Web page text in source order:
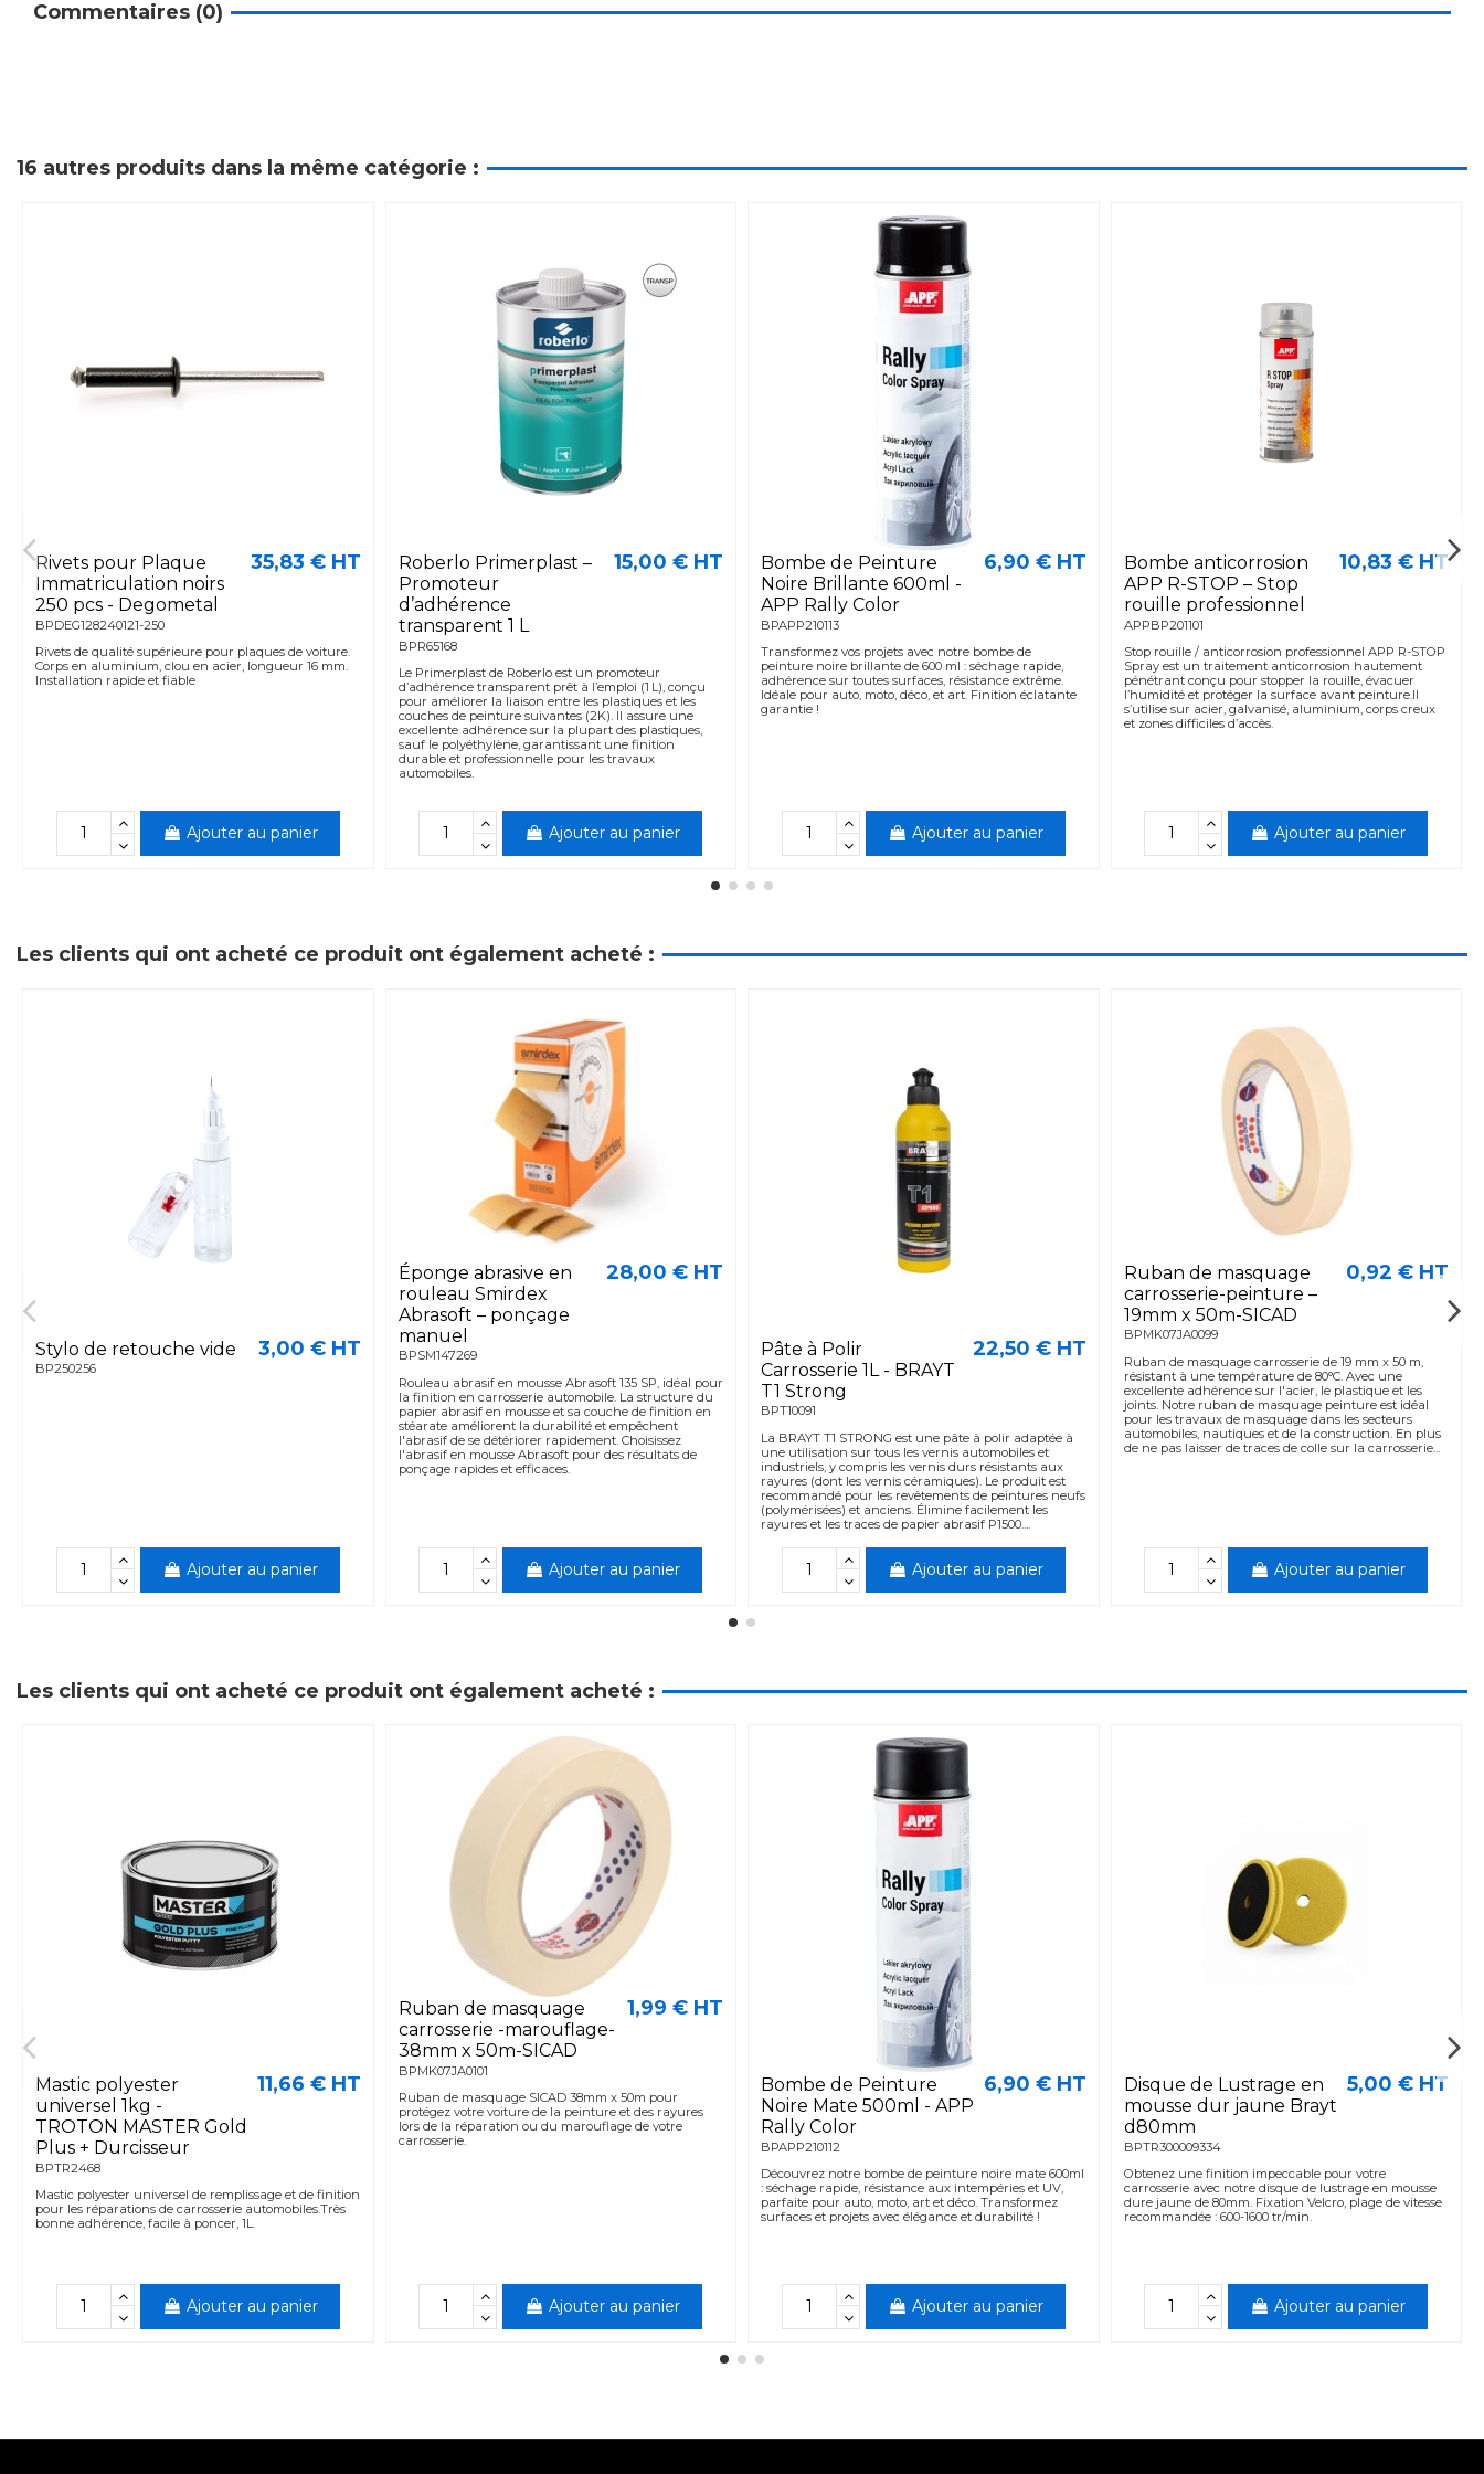
Commentaires (0)
16 autres produits dans la même catégorie :
Rivets pour Plaque
Immatriculation noirs
250 pcs - Degometal
BPDEG128240121-250
35,83 € HT
Rivets de qualité supérieure pour plaques de voiture.
Corps en aluminium, clou en acier, longueur 16 mm.
Installation rapide et fiable
Ajouter au panier
Roberlo Primerplast –
Promoteur
d’adhérence
transparent 1 L
BPR65168
15,00 € HT
Le Primerplast de Roberlo est un promoteur
d’adhérence transparent prêt à l’emploi (1 L), conçu
pour améliorer la liaison entre les plastiques et les
couches de peinture suivantes (2K). Il assure une
excellente adhérence sur la plupart des plastiques,
sauf le polyéthylène, garantissant une finition
durable et professionnelle pour les travaux
automobiles.
Ajouter au panier
Bombe de Peinture
Noire Brillante 600ml -
APP Rally Color
BPAPP210113
6,90 € HT
Transformez vos projets avec notre bombe de
peinture noire brillante de 600 ml : séchage rapide,
adhérence sur toutes surfaces, résistance extrême.
Idéale pour auto, moto, déco, et art. Finition éclatante
garantie !
Ajouter au panier
Bombe anticorrosion
APP R-STOP – Stop
rouille professionnel
APPBP201101
10,83 € HT
Stop rouille / anticorrosion professionnel APP R-STOP
Spray est un traitement anticorrosion hautement
pénétrant conçu pour stopper la rouille, évacuer
l’humidité et protéger la surface avant peinture.Il
s’utilise sur acier, galvanisé, aluminium, corps creux
et zones difficiles d’accès.
Ajouter au panier
Les clients qui ont acheté ce produit ont également acheté :
Stylo de retouche vide
BP250256
3,00 € HT
Ajouter au panier
Éponge abrasive en
rouleau Smirdex
Abrasoft – ponçage
manuel
BPSM147269
28,00 € HT
Rouleau abrasif en mousse Abrasoft 135 SP, idéal pour
la finition en carrosserie automobile. La structure du
papier abrasif en mousse et sa couche de finition en
stéarate améliorent la durabilité et empêchent
l'abrasif de se détériorer rapidement. Choisissez
l'abrasif en mousse Abrasoft pour des résultats de
ponçage rapides et efficaces.
Ajouter au panier
Pâte à Polir
Carrosserie 1L - BRAYT
T1 Strong
BPT10091
22,50 € HT
La BRAYT T1 STRONG est une pâte à polir adaptée à
une utilisation sur tous les vernis automobiles et
industriels, y compris les vernis durs résistants aux
rayures (dont les vernis céramiques). Le produit est
recommandé pour les revêtements de peintures neufs
(polymérisées) et anciens. Élimine facilement les
rayures et les traces de papier abrasif P1500....
Ajouter au panier
Ruban de masquage
carrosserie-peinture –
19mm x 50m-SICAD
BPMK07JA0099
0,92 € HT
Ruban de masquage carrosserie de 19 mm x 50 m,
résistant à une température de 80°C. Avec une
excellente adhérence sur l'acier, le plastique et les
joints. Notre ruban de masquage peinture est idéal
pour les travaux de masquage dans les secteurs
automobiles, nautiques et de la construction. En plus
de ne pas laisser de traces de colle sur la carrosserie...
Ajouter au panier
Les clients qui ont acheté ce produit ont également acheté :
Mastic polyester
universel 1kg -
TROTON MASTER Gold
Plus + Durcisseur
BPTR2468
11,66 € HT
Mastic polyester universel de remplissage et de finition
pour les réparations de carrosserie automobiles.Très
bonne adhérence, facile à poncer, 1L.
Ajouter au panier
Ruban de masquage
carrosserie -marouflage-
38mm x 50m-SICAD
BPMK07JA0101
1,99 € HT
Ruban de masquage SICAD 38mm x 50m pour
protégez votre voiture de la peinture et des rayures
lors de la réparation ou du marouflage de votre
carrosserie.
Ajouter au panier
Bombe de Peinture
Noire Mate 500ml - APP
Rally Color
BPAPP210112
6,90 € HT
Découvrez notre bombe de peinture noire mate 600ml
: séchage rapide, résistance aux intempéries et UV,
parfaite pour auto, moto, art et déco. Transformez
surfaces et projets avec élégance et durabilité !
Ajouter au panier
Disque de Lustrage en
mousse dur jaune Brayt
d80mm
BPTR300009334
5,00 € HT
Obtenez une finition impeccable pour votre
carrosserie avec notre disque de lustrage en mousse
dure jaune de 80mm. Fixation Velcro, plage de vitesse
recommandée : 600-1600 tr/min.
Ajouter au panier